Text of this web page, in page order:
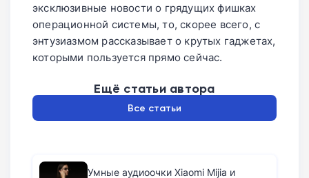
эксклюзивные новости о грядущих фишках
операционной системы, то, скорее всего, с
энтузиазмом рассказывает о крутых гаджетах,
которыми пользуется прямо сейчас.
Ещё статьи автора
Все статьи
Умные аудиоочки Xiaomi Mijia и